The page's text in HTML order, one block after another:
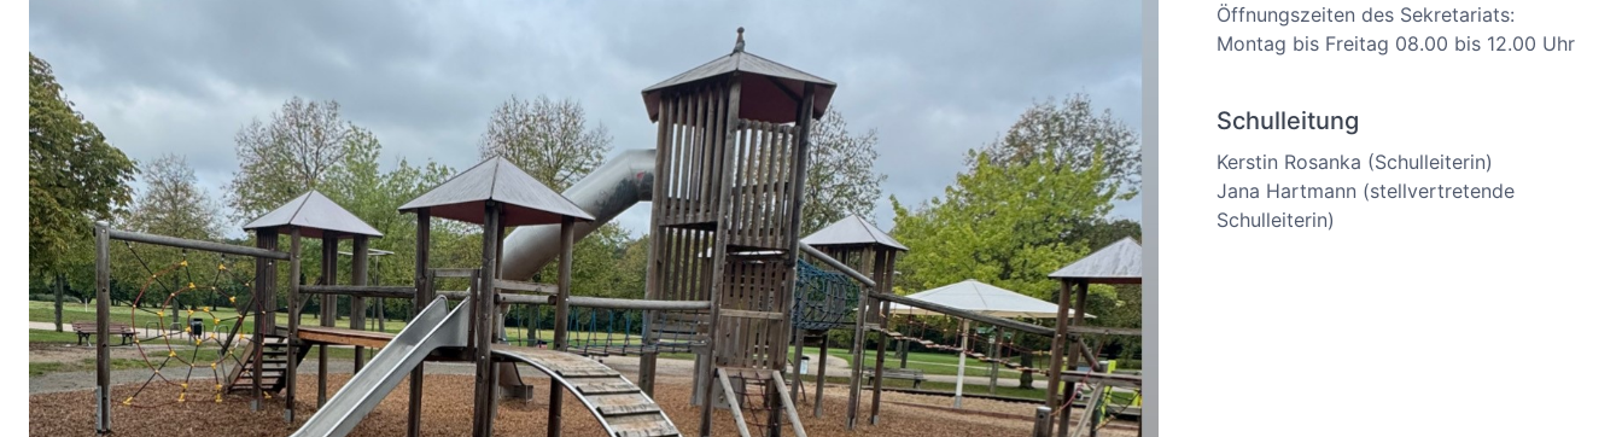
Öffnungszeiten des Sekretariats:
Montag bis Freitag 08.00 bis 12.00 Uhr
Schulleitung
Kerstin Rosanka (Schulleiterin)
Jana Hartmann (stellvertretende
Schulleiterin)